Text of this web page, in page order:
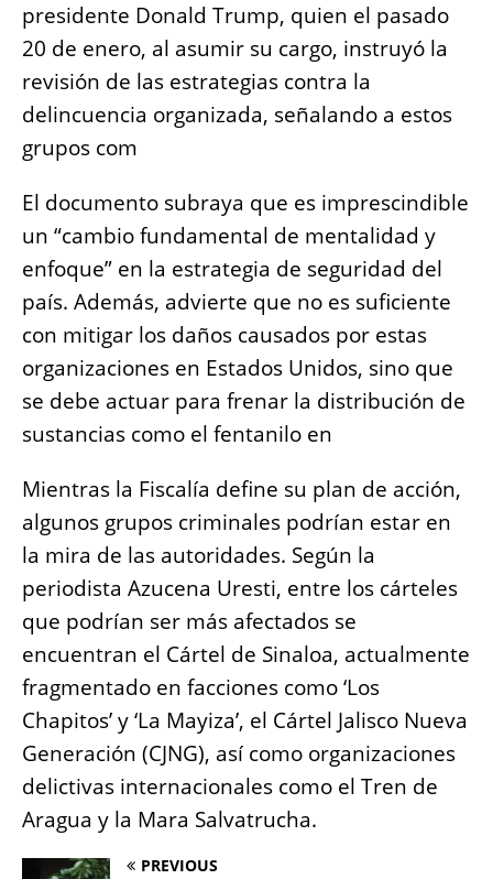
presidente Donald Trump, quien el pasado
20 de enero, al asumir su cargo, instruyó la
revisión de las estrategias contra la
delincuencia organizada, señalando a estos
grupos com
El documento subraya que es imprescindible
un “cambio fundamental de mentalidad y
enfoque” en la estrategia de seguridad del
país. Además, advierte que no es suficiente
con mitigar los daños causados ​​por estas
organizaciones en Estados Unidos, sino que
se debe actuar para frenar la distribución de
sustancias como el fentanilo en
Mientras la Fiscalía define su plan de acción,
algunos grupos criminales podrían estar en
la mira de las autoridades. Según la
periodista Azucena Uresti, entre los cárteles
que podrían ser más afectados se
encuentran el Cártel de Sinaloa, actualmente
fragmentado en facciones como ‘Los
Chapitos’ y ‘La Mayiza’, el Cártel Jalisco Nueva
Generación (CJNG), así como organizaciones
delictivas internacionales como el Tren de
Aragua y la Mara Salvatrucha.
PREVIOUS